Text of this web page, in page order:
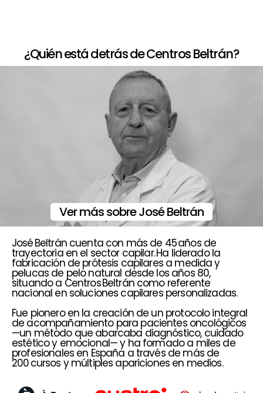
¿Quién está detrás de Centros Beltrán?
Ver más sobre José Beltrán
José Beltrán cuenta con más de 45 años de
trayectoria en el sector capilar. Ha liderado la
fabricación de prótesis capilares a medida y
pelucas de pelo natural desde los años 80,
situando a Centros Beltrán como referente
nacional en soluciones capilares personalizadas.
Fue pionero en la creación de un protocolo integral
de acompañamiento para pacientes oncológicos
—un método que abarcaba diagnóstico, cuidado
estético y emocional— y ha formado a miles de
profesionales en España a través de más de
200 cursos y múltiples apariciones en medios.